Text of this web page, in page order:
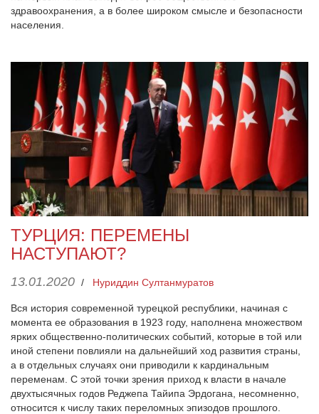
здравоохранения, а в более широком смысле и безопасности
населения.
ТУРЦИЯ: ПЕРЕМЕНЫ
НАСТУПАЮТ?
13.01.2020 / Нуриддин Султанмуратов
Вся история современной турецкой республики, начиная с
момента ее образования в 1923 году, наполнена множеством
ярких общественно-политических событий, которые в той или
иной степени повлияли на дальнейший ход развития страны,
а в отдельных случаях они приводили к кардинальным
переменам. С этой точки зрения приход к власти в начале
двухтысячных годов Реджепа Тайипа Эрдогана, несомненно,
относится к числу таких переломных эпизодов прошлого.